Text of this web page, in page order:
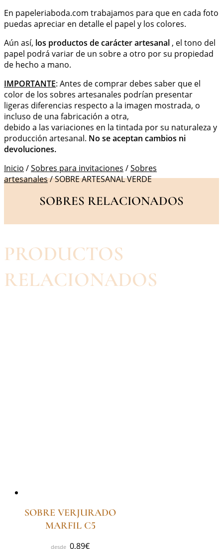
En papeleriaboda.com trabajamos para que en cada foto
puedas apreciar en detalle el papel y los colores.
Aún así, los productos de carácter artesanal , el tono del
papel podrá variar de un sobre a otro por su propiedad
de hecho a mano.
IMPORTANTE: Antes de comprar debes saber que el
color de los sobres artesanales podrían presentar
ligeras diferencias respecto a la imagen mostrada, o
incluso de una fabricación a otra,
debido a las variaciones en la tintada por su naturaleza y
producción artesanal. No se aceptan cambios ni
devoluciones.
Inicio /Sobres para invitaciones /Sobres
artesanales/ SOBRE ARTESANAL VERDE
SOBRES RELACIONADOS
PRODUCTOS
RELACIONADOS
SOBRE VERJURADO
MARFIL C5
0,89€